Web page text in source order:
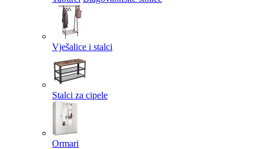
Vješalice i stalci
Stalci za cipele
Ormari